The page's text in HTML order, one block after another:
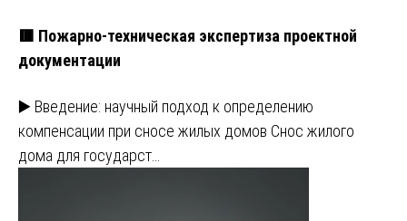
🟥 Пожарно-техническая экспертиза проектной
документации
▶️ Введение: научный подход к определению
компенсации при сносе жилых домов Снос жилого
дома для государст…